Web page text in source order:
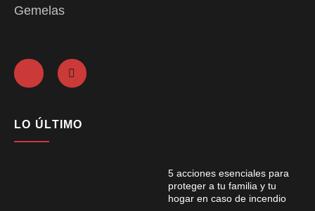
Gemelas
LO ÚLTIMO
5 acciones esenciales para
proteger a tu familia y tu
hogar en caso de incendio